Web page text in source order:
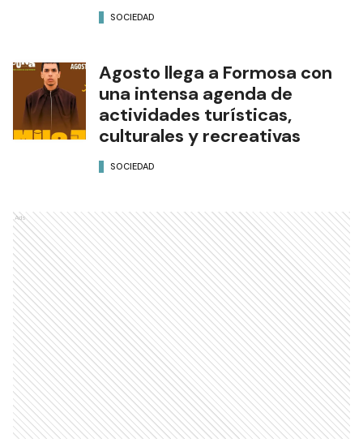
SOCIEDAD
Agosto llega a Formosa con
una intensa agenda de
actividades turísticas,
culturales y recreativas
SOCIEDAD
Ads